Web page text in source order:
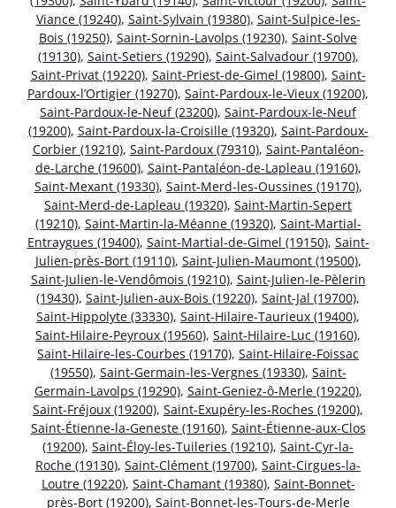
Viance (19240), Saint-Sylvain (19380), Saint-Sulpice-les-
Bois (19250), Saint-Sornin-Lavolps (19230), Saint-Solve
(19130), Saint-Setiers (19290), Saint-Salvadour (19700),
Saint-Privat (19220), Saint-Priest-de-Gimel (19800), Saint-
Pardoux-l’Ortigier (19270), Saint-Pardoux-le-Vieux (19200),
Saint-Pardoux-le-Neuf (23200), Saint-Pardoux-le-Neuf
(19200), Saint-Pardoux-la-Croisille (19320), Saint-Pardoux-
Corbier (19210), Saint-Pardoux (79310), Saint-Pantaléon-
de-Larche (19600), Saint-Pantaléon-de-Lapleau (19160),
Saint-Mexant (19330), Saint-Merd-les-Oussines (19170),
Saint-Merd-de-Lapleau (19320), Saint-Martin-Sepert
(19210), Saint-Martin-la-Méanne (19320), Saint-Martial-
Entraygues (19400), Saint-Martial-de-Gimel (19150), Saint-
Julien-près-Bort (19110), Saint-Julien-Maumont (19500),
Saint-Julien-le-Vendômois (19210), Saint-Julien-le-Pèlerin
(19430), Saint-Julien-aux-Bois (19220), Saint-Jal (19700),
Saint-Hippolyte (33330), Saint-Hilaire-Taurieux (19400),
Saint-Hilaire-Peyroux (19560), Saint-Hilaire-Luc (19160),
Saint-Hilaire-les-Courbes (19170), Saint-Hilaire-Foissac
(19550), Saint-Germain-les-Vergnes (19330), Saint-
Germain-Lavolps (19290), Saint-Geniez-ô-Merle (19220),
Saint-Fréjoux (19200), Saint-Exupéry-les-Roches (19200),
Saint-Étienne-la-Geneste (19160), Saint-Étienne-aux-Clos
(19200), Saint-Éloy-les-Tuileries (19210), Saint-Cyr-la-
Roche (19130), Saint-Clément (19700), Saint-Cirgues-la-
Loutre (19220), Saint-Chamant (19380), Saint-Bonnet-
près-Bort (19200), Saint-Bonnet-les-Tours-de-Merle